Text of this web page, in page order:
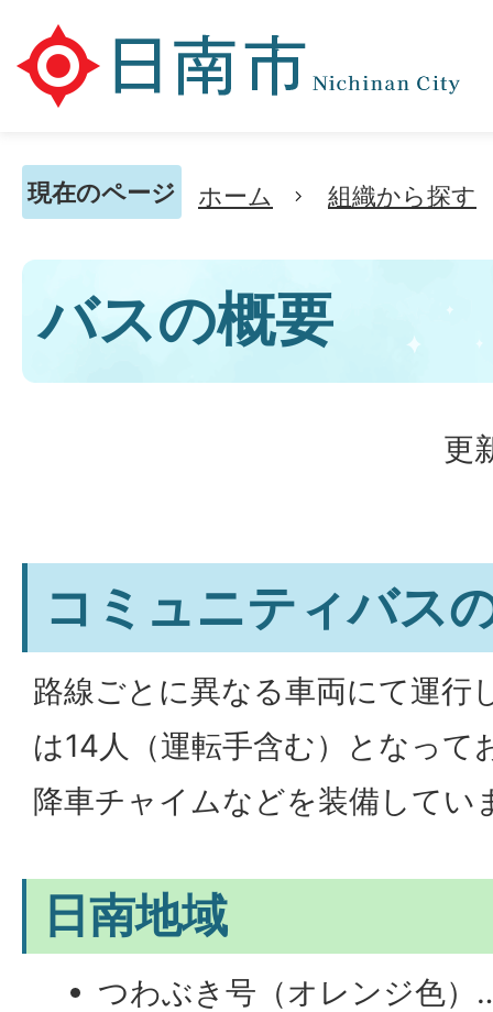
現在のページ ホーム 組織から探す
バスの概要
更
コミュニティバス
路線ごとに異なる車両にて運行
は14人（運転手含む）となって
降車チャイムなどを装備してい
日南地域
つわぶき号（オレンジ色）